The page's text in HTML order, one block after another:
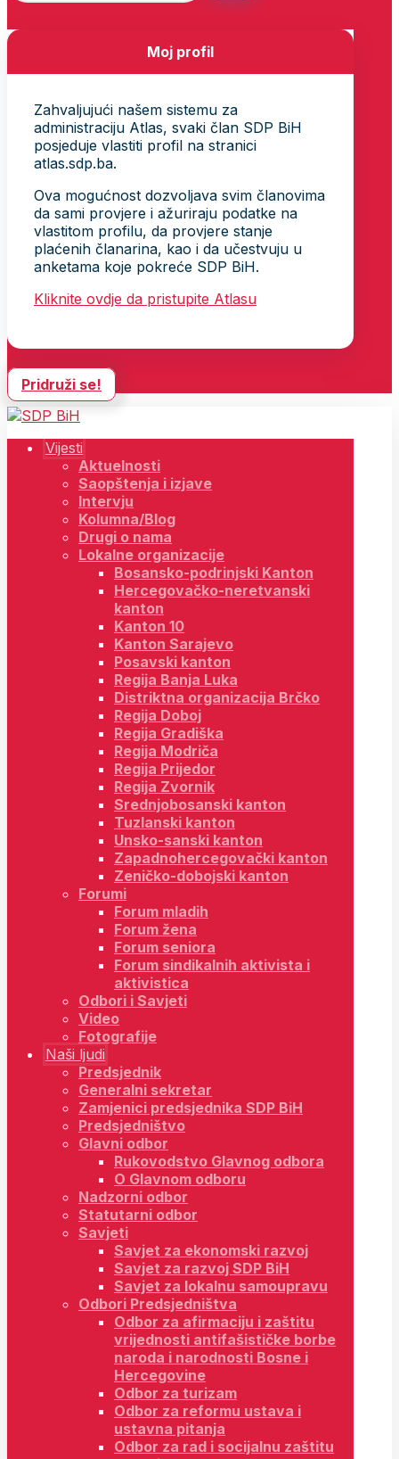
Moj profil
Zahvaljujući našem sistemu za
administraciju Atlas, svaki član SDP BiH
posjeduje vlastiti profil na stranici
atlas.sdp.ba.
Ova mogućnost dozvoljava svim članovima
da sami provjere i ažuriraju podatke na
vlastitom profilu, da provjere stanje
plaćenih članarina, kao i da učestvuju u
anketama koje pokreće SDP BiH.
Kliknite ovdje da pristupite Atlasu
Pridruži se!
Vijesti
Aktuelnosti
Saopštenja i izjave
Intervju
Kolumna/Blog
Drugi o nama
Lokalne organizacije
Bosansko-podrinjski Kanton
Hercegovačko-neretvanski
kanton
Kanton 10
Kanton Sarajevo
Posavski kanton
Regija Banja Luka
Distriktna organizacija Brčko
Regija Doboj
Regija Gradiška
Regija Modriča
Regija Prijedor
Regija Zvornik
Srednjobosanski kanton
Tuzlanski kanton
Unsko-sanski kanton
Zapadnohercegovački kanton
Zeničko-dobojski kanton
Forumi
Forum mladih
Forum žena
Forum seniora
Forum sindikalnih aktivista i
aktivistica
Odbori i Savjeti
Video
Fotografije
Naši ljudi
Predsjednik
Generalni sekretar
Zamjenici predsjednika SDP BiH
Predsjedništvo
Glavni odbor
Rukovodstvo Glavnog odbora
O Glavnom odboru
Nadzorni odbor
Statutarni odbor
Savjeti
Savjet za ekonomski razvoj
Savjet za razvoj SDP BiH
Savjet za lokalnu samoupravu
Odbori Predsjedništva
Odbor za afirmaciju i zaštitu
vrijednosti antifašističke borbe
naroda i narodnosti Bosne i
Hercegovine
Odbor za turizam
Odbor za reformu ustava i
ustavna pitanja
Odbor za rad i socijalnu zaštitu